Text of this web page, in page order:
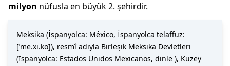
milyon nüfusla en büyük 2. şehirdir.
Meksika (İspanyolca: México, İspanyolca telaffuz:
[ˈme.xi.ko]), resmî adıyla Birleşik Meksika Devletleri
(İspanyolca: Estados Unidos Mexicanos, dinle ), Kuzey